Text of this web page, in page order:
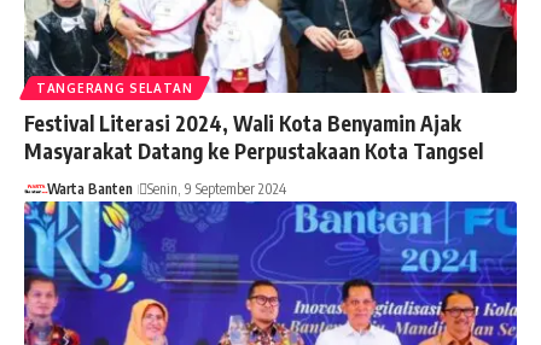
TANGERANG SELATAN
Festival Literasi 2024, Wali Kota Benyamin Ajak
Masyarakat Datang ke Perpustakaan Kota Tangsel
Warta Banten Senin, 9 September 2024